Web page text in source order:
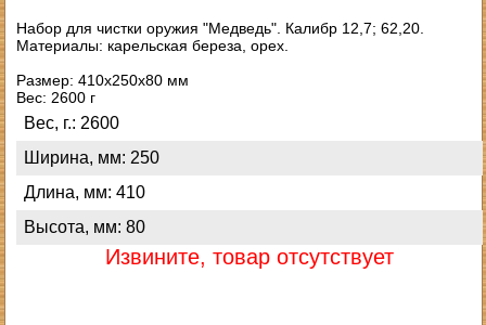
Набор для чистки оружия "Медведь". Калибр 12,7; 62,20.
Материалы: карельская береза, орех.
Размер: 410х250х80 мм
Вес: 2600 г
Вес, г.: 2600
Ширина, мм: 250
Длина, мм: 410
Высота, мм: 80
Извините, товар отсутствует